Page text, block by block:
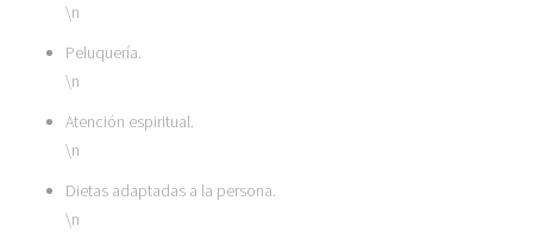
\n
Peluquería.
\n
Atención espiritual.
\n
Dietas adaptadas a la persona.
\n